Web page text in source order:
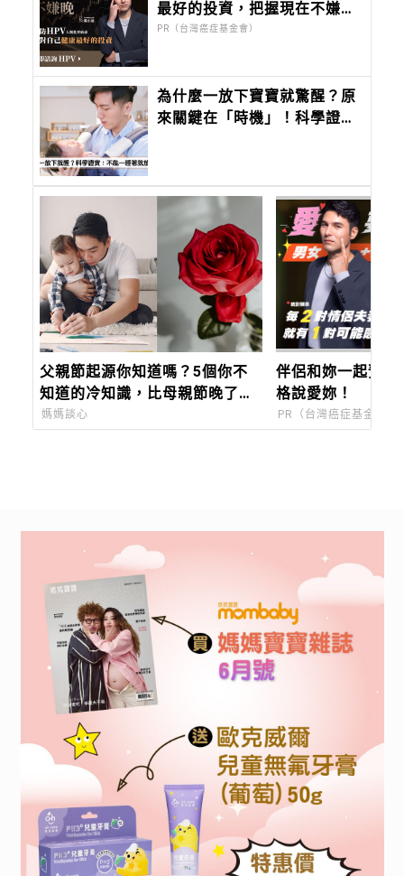
最好的投資，把握現在不嫌
晚！
PR（台灣癌症基金會）
為什麼一放下寶寶就驚醒？原
來關鍵在「時機」！科學證
父親節起源你知道嗎？5個你不
知道的冷知識，比母親節晚了近
60年，只有台灣、蒙古在過「88
媽媽談心
伴侶和妳一起預防
格說愛妳！
PR（台灣癌症基金會）